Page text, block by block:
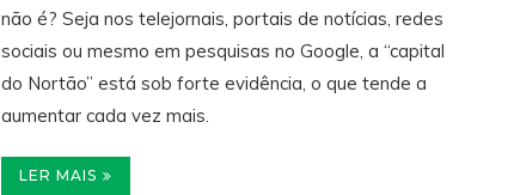
não é? Seja nos telejornais, portais de notícias, redes
sociais ou mesmo em pesquisas no Google, a “capital
do Nortão” está sob forte evidência, o que tende a
aumentar cada vez mais.
LER MAIS